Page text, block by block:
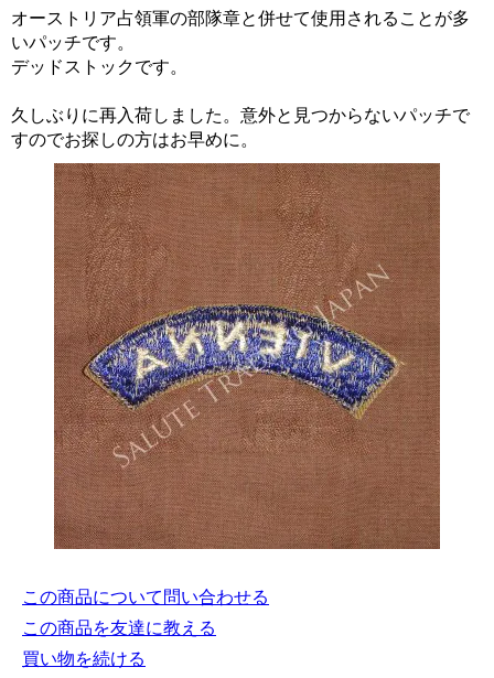
オーストリア占領軍の部隊章と併せて使用されることが多
いパッチです。
デッドストックです。
久しぶりに再入荷しました。意外と見つからないパッチで
すのでお探しの方はお早めに。
この商品について問い合わせる
この商品を友達に教える
買い物を続ける